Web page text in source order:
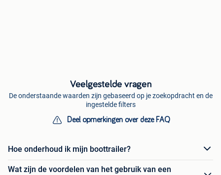
Veelgestelde vragen
De onderstaande waarden zijn gebaseerd op je zoekopdracht en de
ingestelde filters
Deel opmerkingen over deze FAQ
Hoe onderhoud ik mijn boottrailer?
Wat zijn de voordelen van het gebruik van een